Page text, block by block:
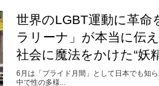
世界のLGBT運動に革命
ラリーナ」が本当に伝
社会に魔法をかけた“妖
6月は「プライド月間」として日本でも知
中で性の多様...